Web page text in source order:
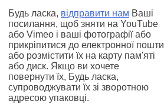
Будь ласка, відправити нам Ваші
посилання, щоб зняти на YouTube
або Vimeo і ваші фотографії або
прикріпитися до електронної пошти
або розмістити їх на карту пам'яті
або диск. Якщо ви хочете
повернути їх, Будь ласка,
супроводжувати їх зі зворотною
адресою упаковці.